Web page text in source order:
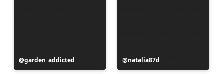
Bejegyzés
közzétevője
garden_addicted_
Bejegyzés
közzétevője
natalia87d